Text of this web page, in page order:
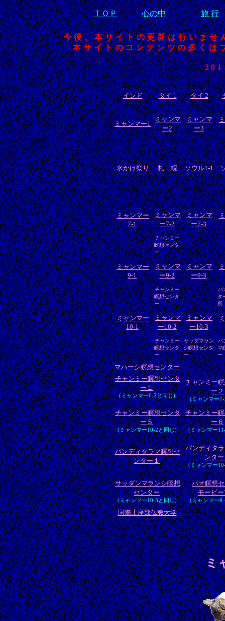
ＴＯＰ 心の中 旅 行
今後、本サイトの更新は行いま
本サイトのコンテンツの多くは
インド タイ 1 タイ 2
ミャンマー1
ミャンマ
ー2
ミャンマ
ー3
水かけ祭り 札 幌 ソウル1-1
ミャンマー
7-1
ミャンマ
ー7-2
ミャンマ
ー7-3
チャンミー
瞑想センタ
ー
ミャンマー
9-1
ミャンマ
ー9-2
ミャンマ
ー9-3
チャンミー
瞑想センタ
ー
パ
タ
所
ミャンマー
10-1
ミャンマ
ー10-2
ミャンマ
ー10-3
チャンミー
瞑想センタ
ー
サッダマラン
シ瞑想センタ
ー
パ
マ
ー
マハーシ瞑想センター
チャンミー瞑想センタ
ー１
(ミャンマー6-2と同じ)
チャンミー
ー２
(ミャンマー
チャンミー瞑想センタ
ー５
(ミャンマー10-2と同じ)
チャンミー
ー６
(ミャンマー
パンディタラマ瞑想セ
ンター１
パンディタ
ンタ
(ミャンマー
サッダンマランシ瞑想
センター
(ミャンマー10-3と同じ)
パオ瞑想
モービ
(ミャンマー
国際上座部仏教大学
ミ